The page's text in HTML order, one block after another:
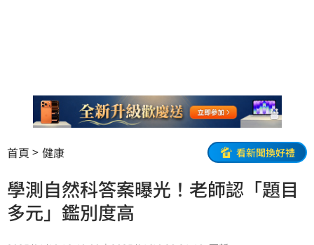
首頁 健康 看新聞換好禮
學測自然科答案曝光！老師認「題目
多元」鑑別度高